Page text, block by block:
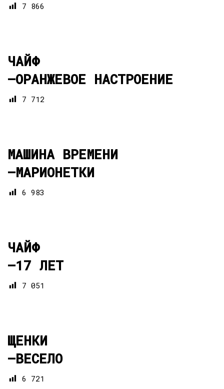
7 866
ЧАЙФ
—ОРАНЖЕВОЕ НАСТРОЕНИЕ
7 712
МАШИНА ВРЕМЕНИ
—МАРИОНЕТКИ
6 983
ЧАЙФ
—17 ЛЕТ
7 051
ЩЕНКИ
—ВЕСЕЛО
6 721